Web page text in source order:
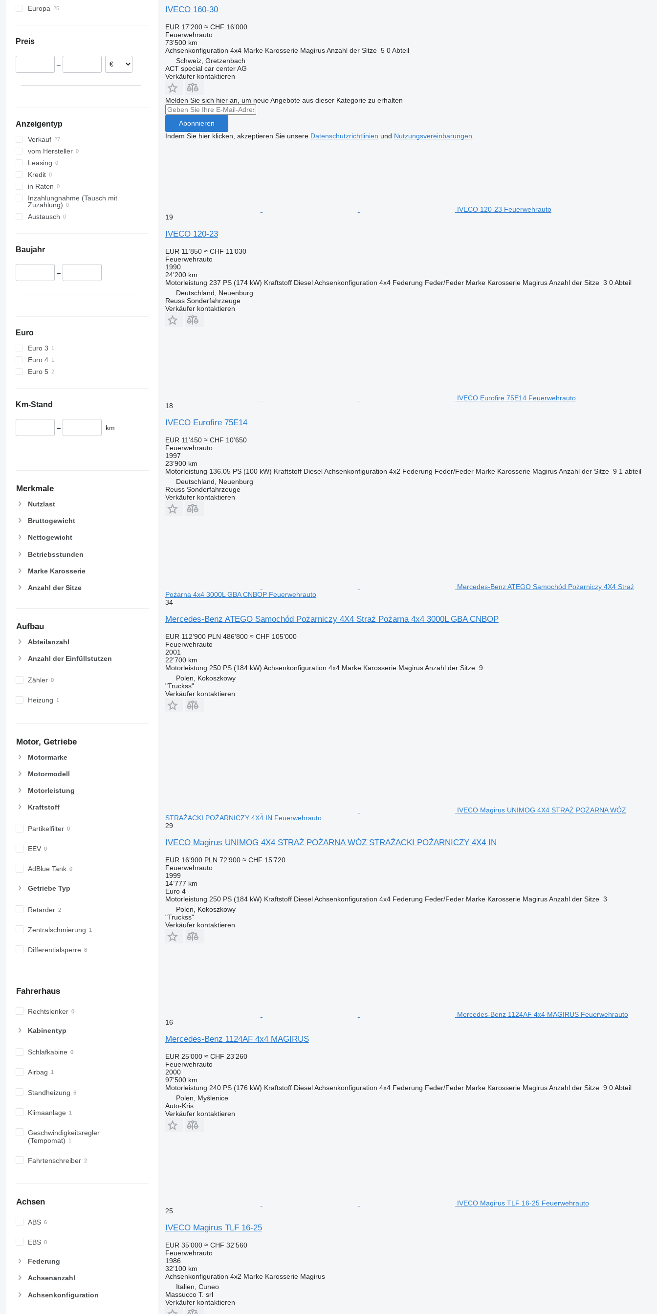
Europa
Kroatien
Rumänien
Preis
–
Anzeigentyp
Verkauf
vom Hersteller
Leasing
Kredit
in Raten
Inzahlungnahme (Tausch mit
Zuzahlung)
Austausch
Baujahr
–
Euro
Euro 3
Euro 4
Euro 5
Km-Stand
– km
Merkmale
Nutzlast
Bruttogewicht
Nettogewicht
Betriebsstunden
Marke Karosserie
Anzahl der Sitze
Aufbau
Abteilanzahl
Anzahl der Einfüllstutzen
Zähler
Heizung
Motor, Getriebe
Motormarke
Motormodell
Motorleistung
Kraftstoff
Partikelfilter
EEV
AdBlue Tank
Getriebe Typ
Retarder
Zentralschmierung
Differentialsperre
Fahrerhaus
Rechtslenker
Kabinentyp
Schlafkabine
Airbag
Standheizung
Klimaanlage
Geschwindigkeitsregler
(Tempomat)
Fahrtenschreiber
Achsen
ABS
EBS
Federung
Achsenanzahl
Achsenkonfiguration
IVECO 160-30
EUR 17’200 ≈ CHF 16’000
Feuerwehrauto
73’500 km
Achsenkonfiguration 4x4 Marke Karosserie Magirus Anzahl der Sitze 5 0 Abteil
Schweiz, Gretzenbach
ACT special car center AG
Verkäufer kontaktieren
Melden Sie sich hier an, um neue Angebote aus dieser Kategorie zu erhalten
Abonnieren
Indem Sie hier klicken, akzeptieren Sie unsere Datenschutzrichtlinien und Nutzungsvereinbarungen
IVECO 120-23 Feuerwehrauto
19
IVECO 120-23
EUR 11’850 ≈ CHF 11’030
Feuerwehrauto
1990
24’200 km
Motorleistung 237 PS (174 kW) Kraftstoff Diesel Achsenkonfiguration 4x4 Federung Feder/Feder Marke Karosserie Magirus Anzahl der Sitze 3 0 Abteil
Deutschland, Neuenburg
Reuss Sonderfahrzeuge
Verkäufer kontaktieren
IVECO Eurofire 75E14 Feuerwehrauto
18
IVECO Eurofire 75E14
EUR 11’450 ≈ CHF 10’650
Feuerwehrauto
1997
23’900 km
Motorleistung 136.05 PS (100 kW) Kraftstoff Diesel Achsenkonfiguration 4x2 Federung Feder/Feder Marke Karosserie Magirus Anzahl der Sitze 9 1 abteil
Deutschland, Neuenburg
Reuss Sonderfahrzeuge
Verkäufer kontaktieren
Mercedes-Benz ATEGO Samochód Pożarniczy 4X4 Straż
Pożarna 4x4 3000L GBA CNBOP Feuerwehrauto
34
Mercedes-Benz ATEGO Samochód Pożarniczy 4X4 Straż Pożarna 4x4 3000L GBA CNBOP
EUR 112’900 PLN 486’800 ≈ CHF 105’000
Feuerwehrauto
2001
22’700 km
Motorleistung 250 PS (184 kW) Achsenkonfiguration 4x4 Marke Karosserie Magirus Anzahl der Sitze 9
Polen, Kokoszkowy
"Truckss"
Verkäufer kontaktieren
IVECO Magirus UNIMOG 4X4 STRAŻ POŻARNA WÓZ
STRAŻACKI POŻARNICZY 4X4 IN Feuerwehrauto
29
IVECO Magirus UNIMOG 4X4 STRAŻ POŻARNA WÓZ STRAŻACKI POŻARNICZY 4X4 IN
EUR 16’900 PLN 72’900 ≈ CHF 15’720
Feuerwehrauto
1999
14’777 km
Euro 4
Motorleistung 250 PS (184 kW) Kraftstoff Diesel Achsenkonfiguration 4x4 Federung Feder/Feder Marke Karosserie Magirus Anzahl der Sitze 3
Polen, Kokoszkowy
"Truckss"
Verkäufer kontaktieren
Mercedes-Benz 1124AF 4x4 MAGIRUS Feuerwehrauto
16
Mercedes-Benz 1124AF 4x4 MAGIRUS
EUR 25’000 ≈ CHF 23’260
Feuerwehrauto
2000
97’500 km
Motorleistung 240 PS (176 kW) Kraftstoff Diesel Achsenkonfiguration 4x4 Federung Feder/Feder Marke Karosserie Magirus Anzahl der Sitze 9 0 Abteil
Polen, Myślenice
Auto-Kris
Verkäufer kontaktieren
IVECO Magirus TLF 16-25 Feuerwehrauto
25
IVECO Magirus TLF 16-25
EUR 35’000 ≈ CHF 32’560
Feuerwehrauto
1986
32’100 km
Achsenkonfiguration 4x2 Marke Karosserie Magirus
Italien, Cuneo
Massucco T. srl
Verkäufer kontaktieren